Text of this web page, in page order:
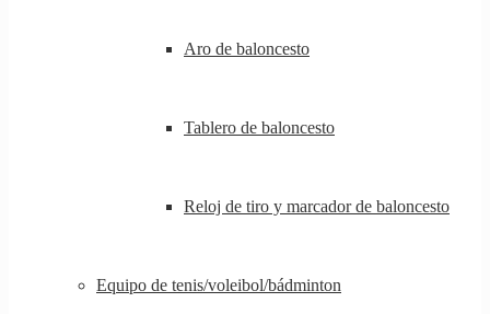
Aro de baloncesto
Tablero de baloncesto
Reloj de tiro y marcador de baloncesto
Equipo de tenis/voleibol/bádminton